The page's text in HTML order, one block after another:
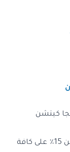
كيتشن
كود خصم نينجا كيتشن 15٪ على كافة